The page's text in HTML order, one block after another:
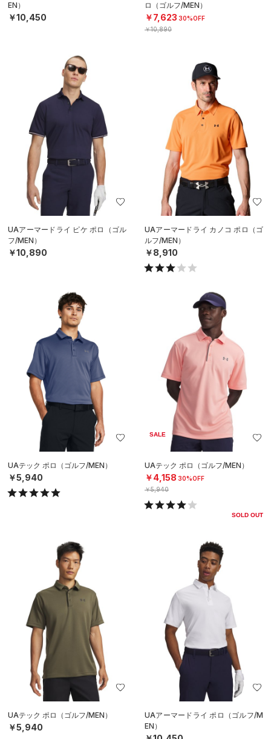
EN）
￥10,450
ロ（ゴルフ/MEN）
￥7,623 30%OFF
￥10,890
UAアーマードライ ピケ ポロ（ゴル
フ/MEN）
￥10,890
UAアーマードライ カノコ ポロ（ゴ
ルフ/MEN）
￥8,910
UAテック ポロ（ゴルフ/MEN）
￥5,940
SALE
UAテック ポロ（ゴルフ/MEN）
￥4,158 30%OFF
￥5,940
SOLD OUT
UAテック ポロ（ゴルフ/MEN）
￥5,940
UAアーマードライ ポロ（ゴルフ/M
EN）